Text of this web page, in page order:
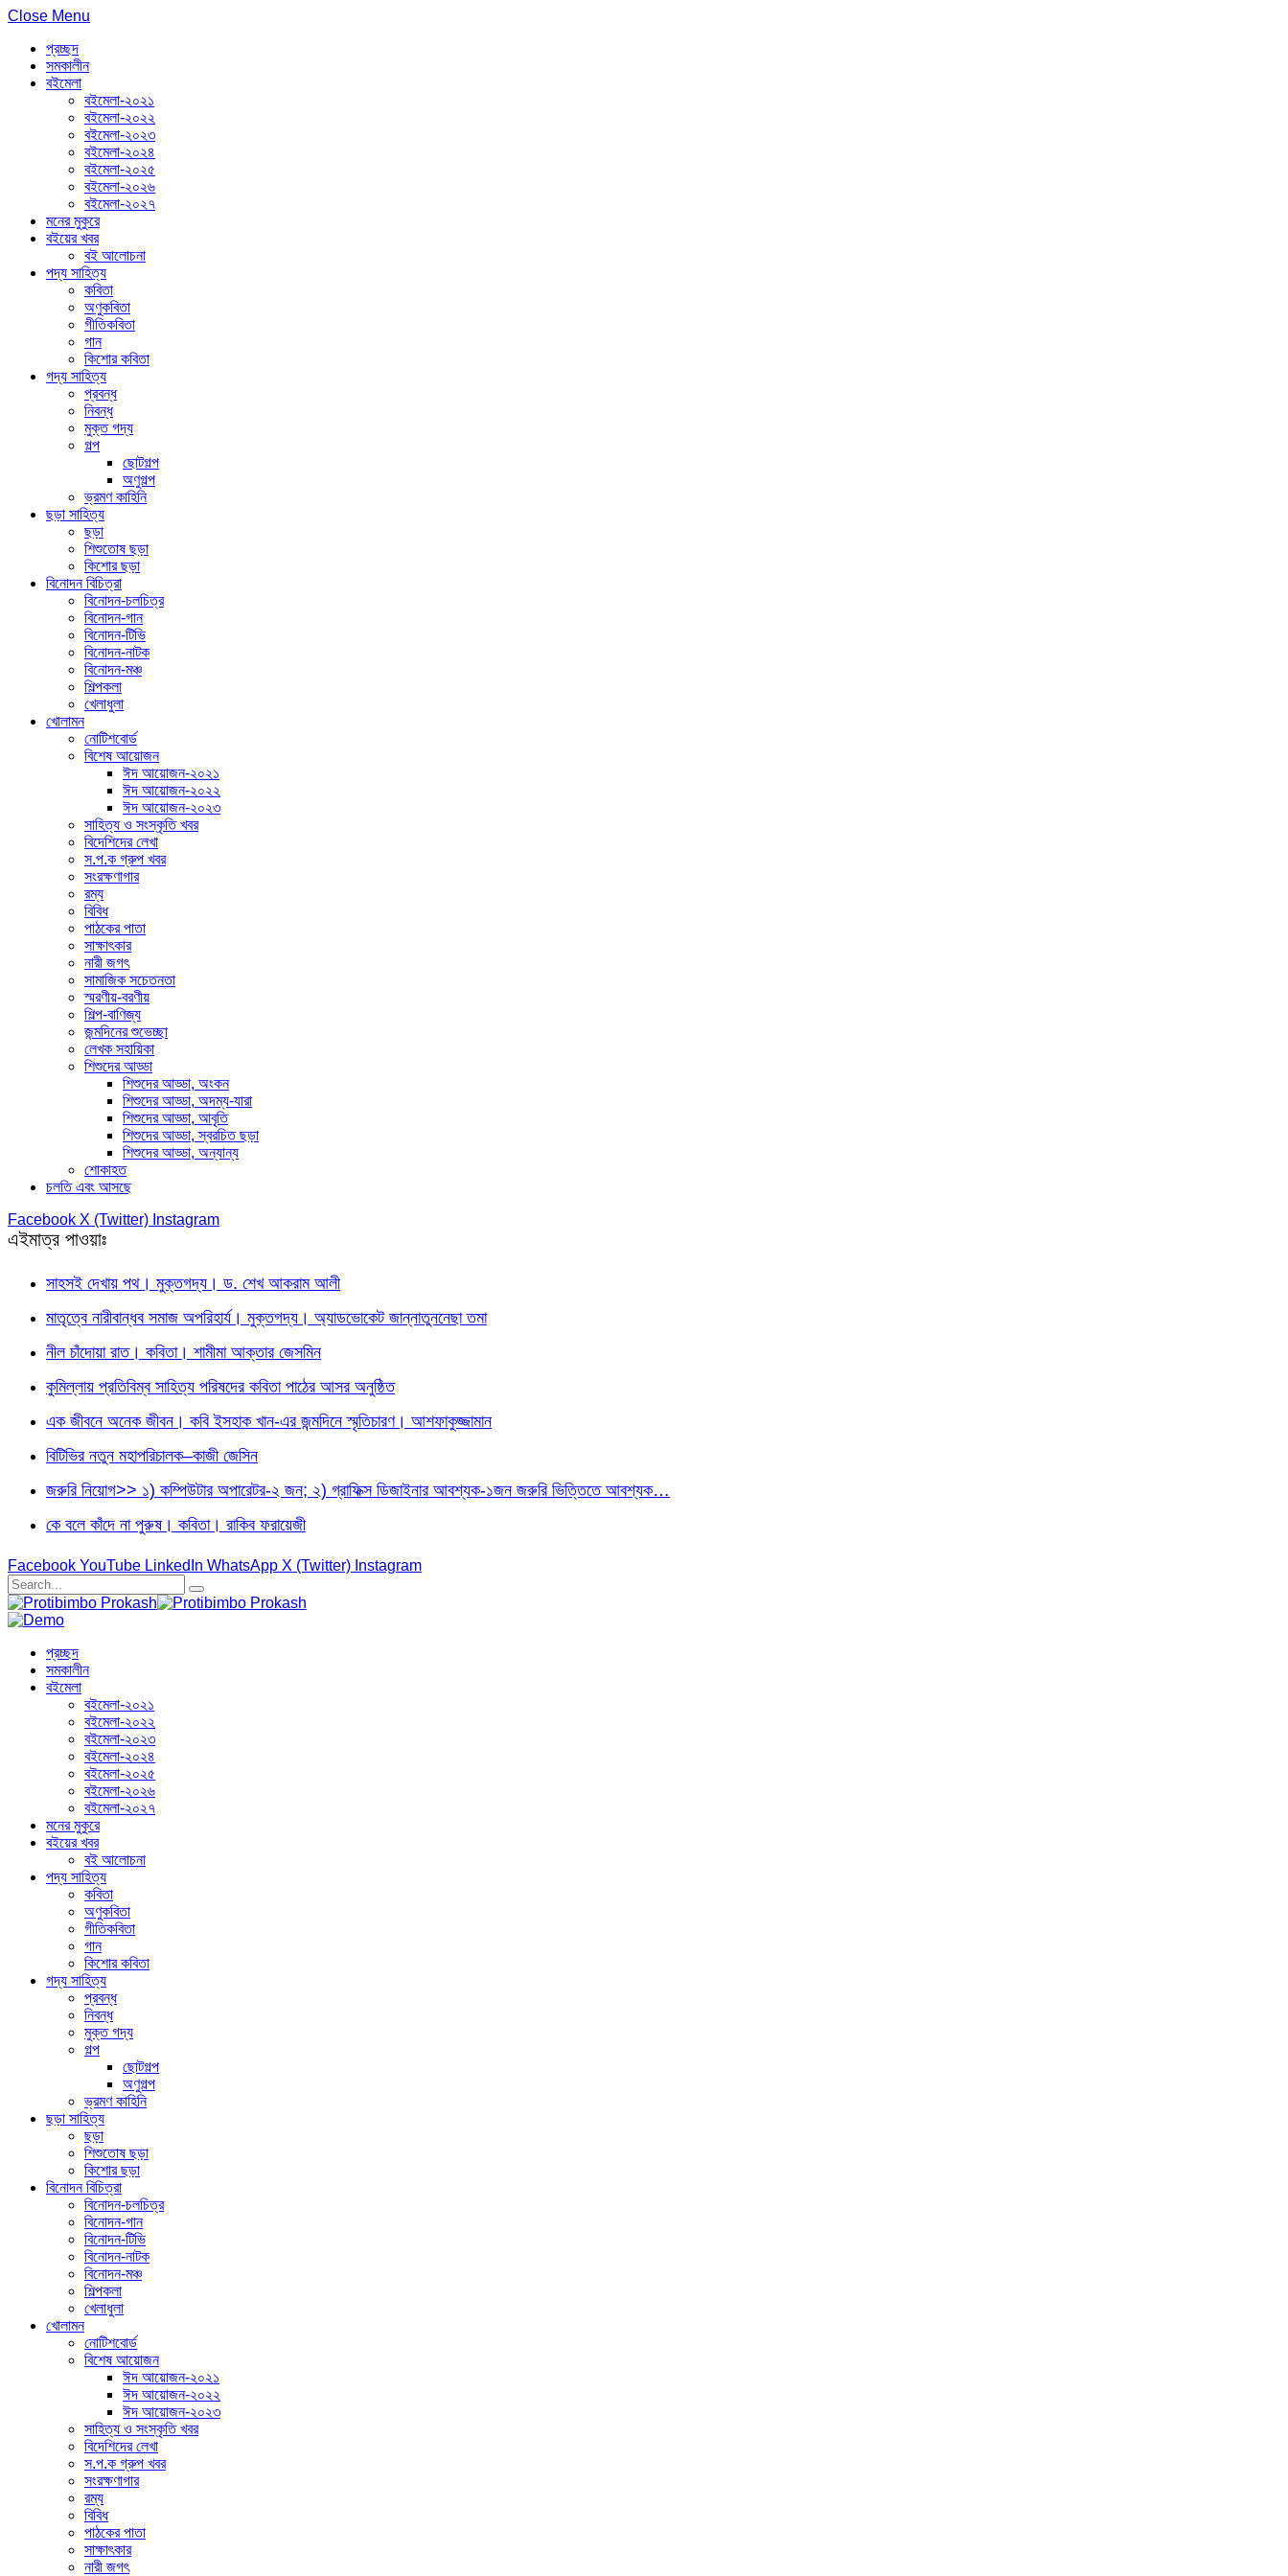
Close Menu
প্রচ্ছদ
সমকালীন
বইমেলা
বইমেলা-২০২১
বইমেলা-২০২২
বইমেলা-২০২৩
বইমেলা-২০২৪
বইমেলা-২০২৫
বইমেলা-২০২৬
বইমেলা-২০২৭
মনের মুকুরে
বইয়ের খবর
বই আলোচনা
পদ্য সাহিত্য
কবিতা
অণুকবিতা
গীতিকবিতা
গান
কিশোর কবিতা
গদ্য সাহিত্য
প্রবন্ধ
নিবন্ধ
মুক্ত গদ্য
গল্প
ছোটগল্প
অণুগল্প
ভ্রমণ কাহিনি
ছড়া সাহিত্য
ছড়া
শিশুতোষ ছড়া
কিশোর ছড়া
বিনোদন বিচিত্রা
বিনোদন-চলচিত্র
বিনোদন-গান
বিনোদন-টিভি
বিনোদন-নাটক
বিনোদন-মঞ্চ
শিল্পকলা
খেলাধুলা
খোলামন
নোটিশবোর্ড
বিশেষ আয়োজন
ঈদ আয়োজন-২০২১
ঈদ আয়োজন-২০২২
ঈদ আয়োজন-২০২৩
সাহিত্য ও সংস্কৃতি খবর
বিদেশিদের লেখা
স.প.ক গ্রুপ খবর
সংরক্ষণাগার
রম্য
বিবিধ
পাঠকের পাতা
সাক্ষাৎকার
নারী জগৎ
সামাজিক সচেতনতা
স্মরণীয়-বরণীয়
শিল্প-বাণিজ্য
জন্মদিনের শুভেচ্ছা
লেখক সহায়িকা
শিশুদের আড্ডা
শিশুদের আড্ডা, অংকন
শিশুদের আড্ডা, অদম্য-যারা
শিশুদের আড্ডা, আবৃতি
শিশুদের আড্ডা, স্বরচিত ছড়া
শিশুদের আড্ডা, অন্যান্য
শোকাহত
চলতি এবং আসছে
Facebook X (Twitter) Instagram
এইমাত্র পাওয়াঃ
সাহসই দেখায় পথ। মুক্তগদ্য। ড. শেখ আকরাম আলী
মাতৃত্বে নারীবান্ধব সমাজ অপরিহার্য। মুক্তগদ্য। অ্যাডভোকেট জান্নাতুননেছা তমা
নীল চাঁদোয়া রাত। কবিতা। শামীমা আক্তার জেসমিন
কুমিল্লায় প্রতিবিম্ব সাহিত্য পরিষদের কবিতা পাঠের আসর অনুষ্ঠিত
এক জীবনে অনেক জীবন। কবি ইসহাক খান-এর জন্মদিনে স্মৃতিচারণ। আশফাকুজ্জামান
বিটিভির নতুন মহাপরিচালক–কাজী জেসিন
জরুরি নিয়োগ>> ১) কম্পিউটার অপারেটর-২ জন; ২) গ্রাফিক্স ডিজাইনার আবশ্যক-১জন জরুরি ভিত্তিতে আবশ্যক…
কে বলে কাঁদে না পুরুষ। কবিতা। রাকিব ফরায়েজী
Facebook YouTube LinkedIn WhatsApp X (Twitter) Instagram
প্রচ্ছদ
সমকালীন
বইমেলা
বইমেলা-২০২১
বইমেলা-২০২২
বইমেলা-২০২৩
বইমেলা-২০২৪
বইমেলা-২০২৫
বইমেলা-২০২৬
বইমেলা-২০২৭
মনের মুকুরে
বইয়ের খবর
বই আলোচনা
পদ্য সাহিত্য
কবিতা
অণুকবিতা
গীতিকবিতা
গান
কিশোর কবিতা
গদ্য সাহিত্য
প্রবন্ধ
নিবন্ধ
মুক্ত গদ্য
গল্প
ছোটগল্প
অণুগল্প
ভ্রমণ কাহিনি
ছড়া সাহিত্য
ছড়া
শিশুতোষ ছড়া
কিশোর ছড়া
বিনোদন বিচিত্রা
বিনোদন-চলচিত্র
বিনোদন-গান
বিনোদন-টিভি
বিনোদন-নাটক
বিনোদন-মঞ্চ
শিল্পকলা
খেলাধুলা
খোলামন
নোটিশবোর্ড
বিশেষ আয়োজন
ঈদ আয়োজন-২০২১
ঈদ আয়োজন-২০২২
ঈদ আয়োজন-২০২৩
সাহিত্য ও সংস্কৃতি খবর
বিদেশিদের লেখা
স.প.ক গ্রুপ খবর
সংরক্ষণাগার
রম্য
বিবিধ
পাঠকের পাতা
সাক্ষাৎকার
নারী জগৎ